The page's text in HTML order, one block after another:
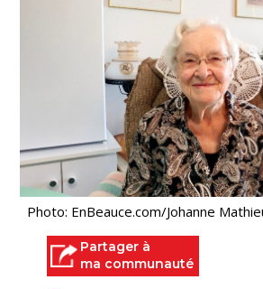
Photo: EnBeauce.com/Johanne
Partager à
ma communauté